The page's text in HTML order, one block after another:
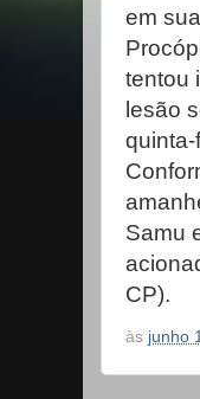
em
tentou
lesão
Samu
CP).
às junho